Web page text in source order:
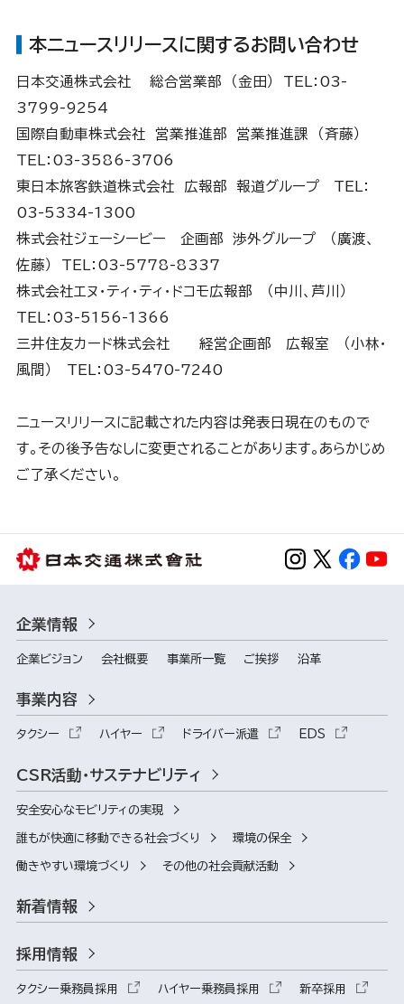
本ニュースリリースに関するお問い合わせ
日本交通株式会社 総合営業部 （金田） TEL：03-
3799-9254
国際自動車株式会社 営業推進部 営業推進課 （斉藤）
TEL：03-3586-3706
東日本旅客鉄道株式会社 広報部 報道グループ TEL：
03-5334-1300
株式会社ジェーシービー 企画部 渉外グループ （廣渡、
佐藤） TEL：03-5778-8337
株式会社エヌ・ティ・ティ・ドコモ広報部 （中川、芦川）
TEL：03-5156-1366
三井住友カード株式会社 経営企画部 広報室 （小林・
風間） TEL：03-5470-7240
ニュースリリースに記載された内容は発表日現在のもので
す。その後予告なしに変更されることがあります。あらかじめ
ご了承ください。
企業情報
企業ビジョン 会社概要 事業所一覧 ご挨拶 沿革
事業内容
タクシー ハイヤー ドライバー派遣 EDS
CSR活動・サステナビリティ
安全安心なモビリティの実現
誰もが快適に移動できる社会づくり 環境の保全
働きやすい環境づくり その他の社会貢献活動
新着情報
採用情報
タクシー乗務員採用 ハイヤー乗務員採用 新卒採用